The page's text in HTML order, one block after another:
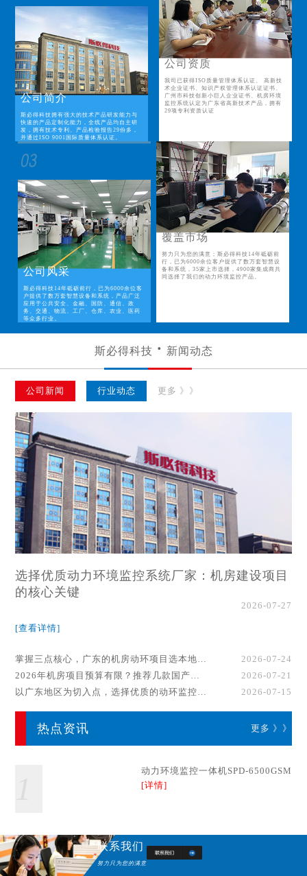
公司简介
斯必得科技拥有强大的技术产品研发能力与
快速的产品定制化能力，全线产品均自主研
发，拥有技术专利、产品检验报告29份多，
并通过ISO 9001国际质量体系认证。
公司资质
我司已获得ISO质量管理体系认证、 高新技
术企业证书、知识产权管理体系认证证书、
广州市科技创新小巨人企业证书、机房环境
监控系统认定为广东省高新技术产品，拥有
29项专利资质认证
公司风采
斯必得科技14年砥砺前行，已为6000余位客
户提供了数万套智慧设备和系统，产品广泛
应用于公共安全、金融、国防、通信、政
务、交通、物流、工厂、仓库、农业、医药
等众多行业。
覆盖市场
努力只为您的满意；斯必得科技14年砥砺前
行，已为6000余位客户提供了数万套智慧设
备和系统，35家上市选择，4900家集成商共
同选择了我们的动力环境监控产品。
斯必得科技 新闻动态
公司新闻 行业动态 更多 》》
选择优质动力环境监控系统厂家：机房建设项目
的核心关键
2026-07-27
[查看详情]
掌握三点核心，广东的机房动环项目选本地厂家事半功倍！
2026-07-24
2026年机房项目预算有限？推荐几款国产动环监控系统品牌
2026-07-21
以广东地区为切入点，选择优质的动环监控系统厂家
2026-07-15
热点资讯 更多 》》
动力环境监控一体机SPD-6500GSM
[详情]
联系我们
努力只为您的满意